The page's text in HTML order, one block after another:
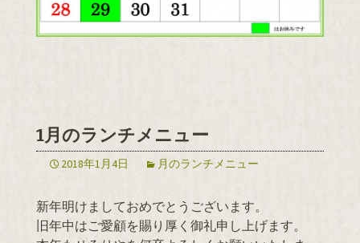
1月のランチメニュー
2018年1月4日 月のランチメニュー
新年明けましておめでとうございます。
旧年中はご愛顧を賜り厚く御礼申し上げます。